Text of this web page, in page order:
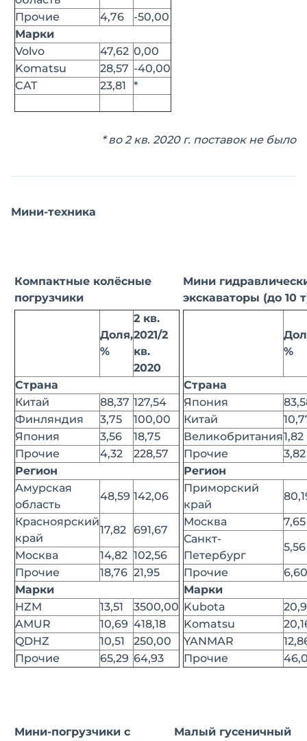
Прочие
4,76
-50,00
Марки
Volvo
47,62 0,00
Komatsu
28,57 -40,00
CAT
23,81 *
* во 2 кв. 2020 г. поставок не было
Мини-техника
Компактные колёсные
погрузчики
Мини
экскаваторы (до 10
Доля,
%
2 кв.
2021/2
кв.
2020
Страна
Китай
88,37 127,54
Финляндия
3,75
100,00
Япония
3,56
18,75
Прочие
4,32
228,57
Регион
Амурская
область
48,59 142,06
Красноярский
край
17,82 691,67
Москва
14,82 102,56
Прочие
18,76 21,95
Марки
HZM
13,51
3500,00
AMUR
10,69 418,18
QDHZ
10,51
250,00
Прочие
65,29 64,93
%
Страна
Япония
Китай
Великобритания1,82
Прочие
3,82
Регион
Приморский
край
Москва
7,65
Санкт-
Петербург
5,56
Прочие
6,60
Марки
Kubota
Komatsu
YANMAR
Прочие
Мини-погрузчики с
Малый гусеничный